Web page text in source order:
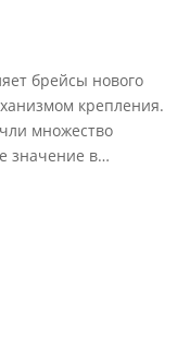
брейсы нового
крепления.
множество
значение в
собственный